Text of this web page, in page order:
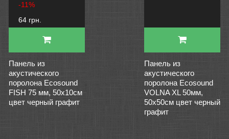
-11%
64 грн.
Панель из
акустического
поролона Ecosound
FISH 75 мм, 50х10см
цвет черный графит
Панель из
акустического
поролона Ecosound
VOLNA XL 50мм,
50х50см цвет черный
графит